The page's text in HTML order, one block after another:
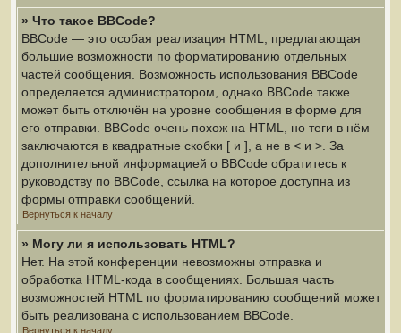
» Что такое BBCode?
BBCode — это особая реализация HTML, предлагающая
большие возможности по форматированию отдельных
частей сообщения. Возможность использования BBCode
определяется администратором, однако BBCode также
может быть отключён на уровне сообщения в форме для
его отправки. BBCode очень похож на HTML, но теги в нём
заключаются в квадратные скобки [ и ], а не в < и >. За
дополнительной информацией о BBCode обратитесь к
руководству по BBCode, ссылка на которое доступна из
формы отправки сообщений.
Вернуться к началу
» Могу ли я использовать HTML?
Нет. На этой конференции невозможны отправка и
обработка HTML-кода в сообщениях. Большая часть
возможностей HTML по форматированию сообщений может
быть реализована с использованием BBCode.
Вернуться к началу